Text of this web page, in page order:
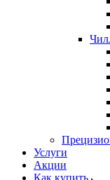
Услуги
Акции
Как купить